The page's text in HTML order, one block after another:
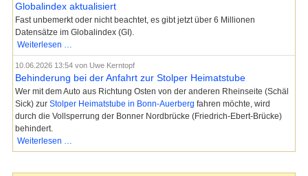
Globalindex aktualisiert
Fast unbemerkt oder nicht beachtet, es gibt jetzt über 6 Millionen
Datensätze im Globalindex (GI).
Weiterlesen …
aktualisiert
10.06.2026 13:54 von Uwe Kerntopf
Behinderung bei der Anfahrt zur Stolper Heimatstube
Wer mit dem Auto aus Richtung Osten von der anderen Rheinseite (Schäl
Sick) zur Stolper Heimatstube in Bonn-Auerberg fahren möchte, wird
durch die Vollsperrung der Bonner Nordbrücke (Friedrich-Ebert-Brücke)
behindert.
Weiterlesen …
bei